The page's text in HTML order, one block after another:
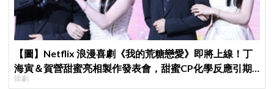
【圖】Netflix 浪漫喜劇《我的荒糖戀愛》即將上線！丁
海寅＆賀營甜蜜亮相製作發表會，甜蜜CP化學反應引期
待
韓劇